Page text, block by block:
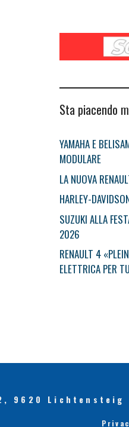
Sta piacendo
YAMAHA E
MODULARE
LA NUOVA
HARLEY-
SUZUKI ALLA
2026
RENAULT 4
ELETTRICA PER
9620 Lichtensteig